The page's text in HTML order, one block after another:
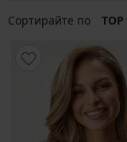
Сортирайте по TOP